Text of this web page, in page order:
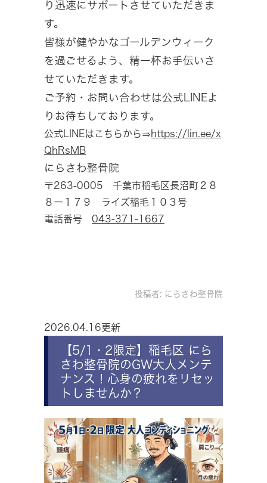
り迅速にサポートさせていただきま
す。
皆様が健やかなゴールデンウィーク
を過ごせるよう、精一杯お手伝いさ
せていただきます。
ご予約・お問い合わせは公式LINEよ
りお待ちしております。
公式LINEはこちらから⇒https://lin.ee/x
QhRsMB
にらさわ整骨院
〒263-0005 千葉市稲毛区長沼町２８
８ー１７９ ライズ稲毛１０３号
電話番号 043-371-1667
投稿者: にらさわ整骨院
2026.04.16更新
【5/1・2限定】稲毛区 にら
さわ整骨院のGW大人メンテ
ナンス！心身の疲れをリセッ
トしませんか？